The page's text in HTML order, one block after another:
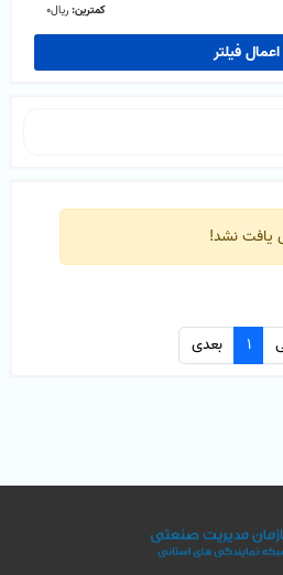
کمترین: ریال0
اعمال فیلتر
یافت نشد!
1 بعدی